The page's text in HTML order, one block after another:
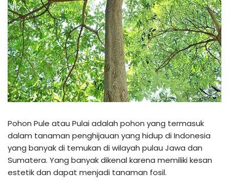
Pohon Pule atau Pulai adalah pohon yang termasuk
dalam tanaman penghijauan yang hidup di Indonesia
yang banyak di temukan di wilayah pulau Jawa dan
Sumatera. Yang banyak dikenal karena memiliki kesan
estetik dan dapat menjadi tanaman fosil.